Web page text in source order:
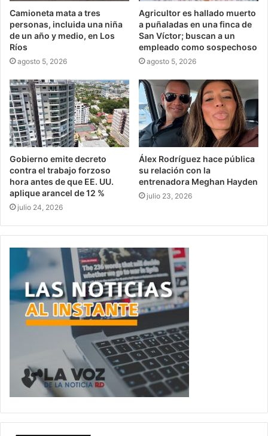
Camioneta mata a tres
personas, incluida una niña
de un año y medio, en Los
Ríos
agosto 5, 2026
Agricultor es hallado muerto
a puñaladas en una finca de
San Víctor; buscan a un
empleado como sospechoso
agosto 5, 2026
Gobierno emite decreto
contra el trabajo forzoso
hora antes de que EE. UU.
aplique arancel de 12 %
julio 24, 2026
Álex Rodríguez hace pública
su relación con la
entrenadora Meghan Hayden
julio 23, 2026